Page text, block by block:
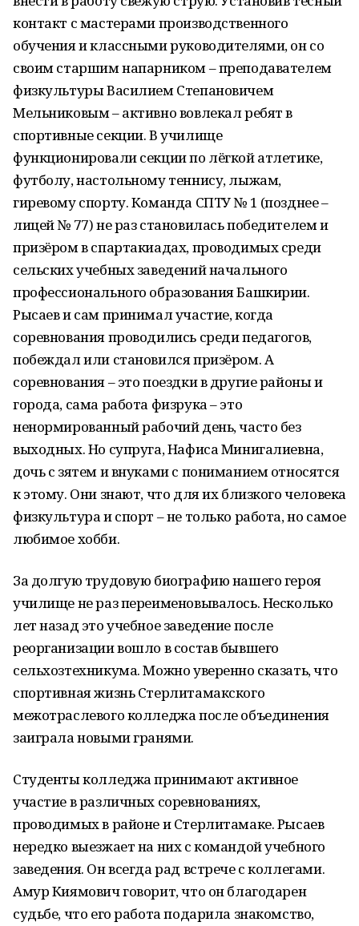
контакт с мастерами производственного
обучения и классными руководителями, он со
своим старшим напарником – преподавателем
физкультуры Василием Степановичем
Мельниковым – активно вовлекал ребят в
спортивные секции. В училище
функционировали секции по лёгкой атлетике,
футболу, настольному теннису, лыжам,
гиревому спорту. Команда СПТУ № 1 (позднее –
лицей № 77) не раз становилась победителем и
призёром в спартакиадах, проводимых среди
сельских учебных заведений начального
профессионального образования Башкирии.
Рысаев и сам принимал участие, когда
соревнования проводились среди педагогов,
побеждал или становился призёром. А
соревнования – это поездки в другие районы и
города, сама работа физрука – это
ненормированный рабочий день, часто без
выходных. Но супруга, Нафиса Минигалиевна,
дочь с зятем и внуками с пониманием относятся
к этому. Они знают, что для их близкого человека
физкультура и спорт – не только работа, но самое
любимое хобби.
За долгую трудовую биографию нашего героя
училище не раз переименовывалось. Несколько
лет назад это учебное заведение после
реорганизации вошло в состав бывшего
сельхозтехникума. Можно уверенно сказать, что
спортивная жизнь Стерлитамакского
межотраслевого колледжа после объединения
заиграла новыми гранями.
Студенты колледжа принимают активное
участие в различных соревнованиях,
проводимых в районе и Стерлитамаке. Рысаев
нередко выезжает на них с командой учебного
заведения. Он всегда рад встрече с коллегами.
Амур Киямович говорит, что он благодарен
судьбе, что его работа подарила знакомство,